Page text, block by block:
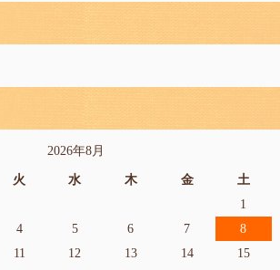
2026年8月
火 水 木 金
土
1
4 5 6 7
8
11 12 13 14 15